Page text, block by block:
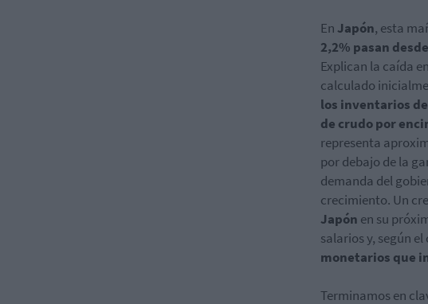
En Japón, esta
2,2% pasan
Explican la caída
calculado
los inventarios
de crudo por
representa
por debajo de la
demanda del
crecimiento. Un
Japón en su
salarios y, según
monetarios que
Terminamos en